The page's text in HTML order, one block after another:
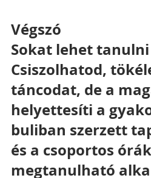
Végszó
Sokat lehet
Csiszolhatod,
táncodat, de a
helyettesíti a
buliban szerzett
és a csoportos
megtanulható